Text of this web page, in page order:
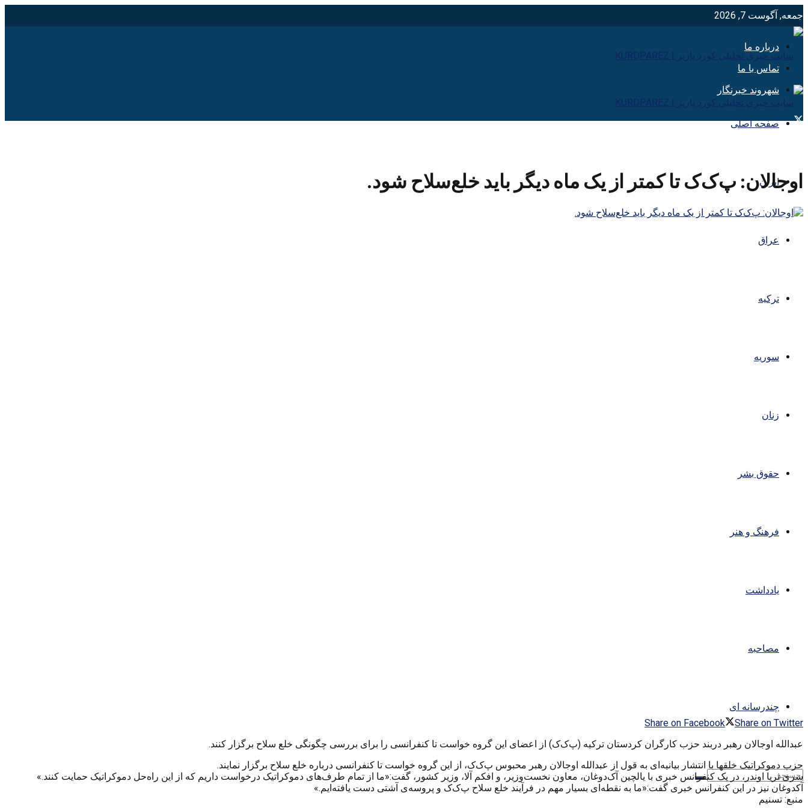
جمعه, آگوست 7, 2026
درباره ما
تماس با ما
شهروند خبرنگار
صفحه اصلی
ایران
عراق
ترکیه
سوریه
زنان
حقوق بشر
فرهنگ و هنر
یادداشت
مصاحبه
چندرسانه ای
اوجالان: پ‌ک‌ک تا کمتر از یک ماه دیگر باید خلع‌سلاح شود.
Share on Facebook
Share on Twitter
عبدالله اوجالان رهبر دربند حزب کارگران کردستان ترکیه (پ‌‌ک‌ک‌) از اعضای این گروه خواست تا کنفرانسی را برای بررسی چگونگی خلع سلاح برگزار کنند.
‌حزب دموکراتیک خلقها با انتشار بیانیه‌ای به قول از عبد‌الله اوجالان رهبر محبوس پ‌ک‌ک، از این گروه خواست تا کنفرانسی درباره خلع سلاح برگزار نمایند.
‌سری ثریا اوندر، در یک کنفرانس خبری با یالچین آک‌دوغان، معاون نخست‌وزیر، و افکم آلا، وزیر کشور، گفت:«ما از تمام طرف‌های دموکراتیک درخواست داریم که از این راه‌حل دموکراتیک حمایت کنند.»
‌آکدوغان نیز در این کنفرانس خبری گفت:‌«ما به نقطه‌ای بسیار مهم در فرآیند خلع سلاح پ‌ک‌ک و پروسه‌ی آشتی دست یافته‌ایم.»
‌منبع: تسنیم